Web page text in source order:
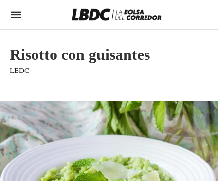
Risotto con guisantes
LBDC